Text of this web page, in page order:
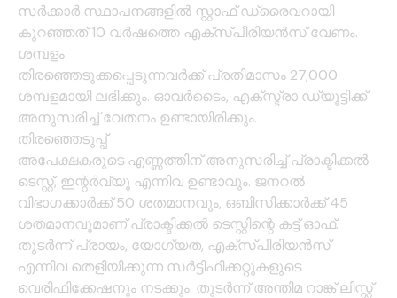
സര്‍ക്കാര്‍ സ്ഥാപനങ്ങളില്‍ സ്റ്റാഫ് ഡ്രൈവറായി
കുറഞ്ഞത് 10 വര്‍ഷത്തെ എക്‌സ്പീരിയന്‍സ് വേണം.
ശമ്പളം
തിരഞ്ഞെടുക്കപ്പെടുന്നവര്‍ക്ക് പ്രതിമാസം 27,000
ശമ്പളമായി ലഭിക്കും. ഓവര്‍ടൈം, എക്‌സ്ട്രാ ഡ്യൂട്ടിക്ക്
അനുസരിച്ച് വേതനം ഉണ്ടായിരിക്കും.
തിരഞ്ഞെടുപ്പ്
അപേക്ഷകരുടെ എണ്ണത്തിന് അനുസരിച്ച് പ്രാക്ടിക്കല്‍
ടെസ്റ്റ്, ഇന്റര്‍വ്യൂ എന്നിവ ഉണ്ടാവും. ജനറല്‍
വിഭാഗക്കാര്‍ക്ക് 50 ശതമാനവും, ഒബിസിക്കാര്‍ക്ക് 45
ശതമാനവുമാണ് പ്രാക്ടിക്കല്‍ ടെസ്റ്റിന്റെ കട്ട് ഓഫ്.
തുടര്‍ന്ന് പ്രായം, യോഗ്യത, എക്‌സ്പീരിയന്‍സ്
എന്നിവ തെളിയിക്കുന്ന സര്‍ട്ടിഫിക്കറ്റുകളുടെ
വെരിഫിക്കേഷനും നടക്കും. തുടര്‍ന്ന് അന്തിമ റാങ്ക് ലിസ്റ്റ്